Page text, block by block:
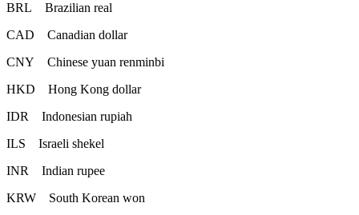
BRL Brazilian real
CAD Canadian dollar
CNY Chinese yuan renminbi
HKD Hong Kong dollar
IDR Indonesian rupiah
ILS Israeli shekel
INR Indian rupee
KRW South Korean won